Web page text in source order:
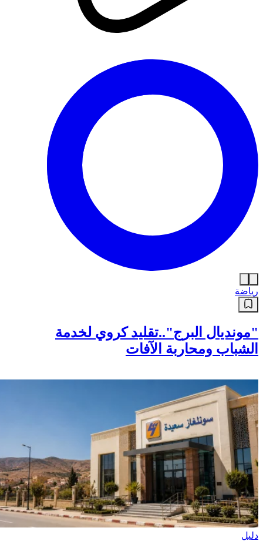
رياضة
"مونديال البرج"..تقليد كروي لخدمة
الشباب ومحاربة الآفات
دليل